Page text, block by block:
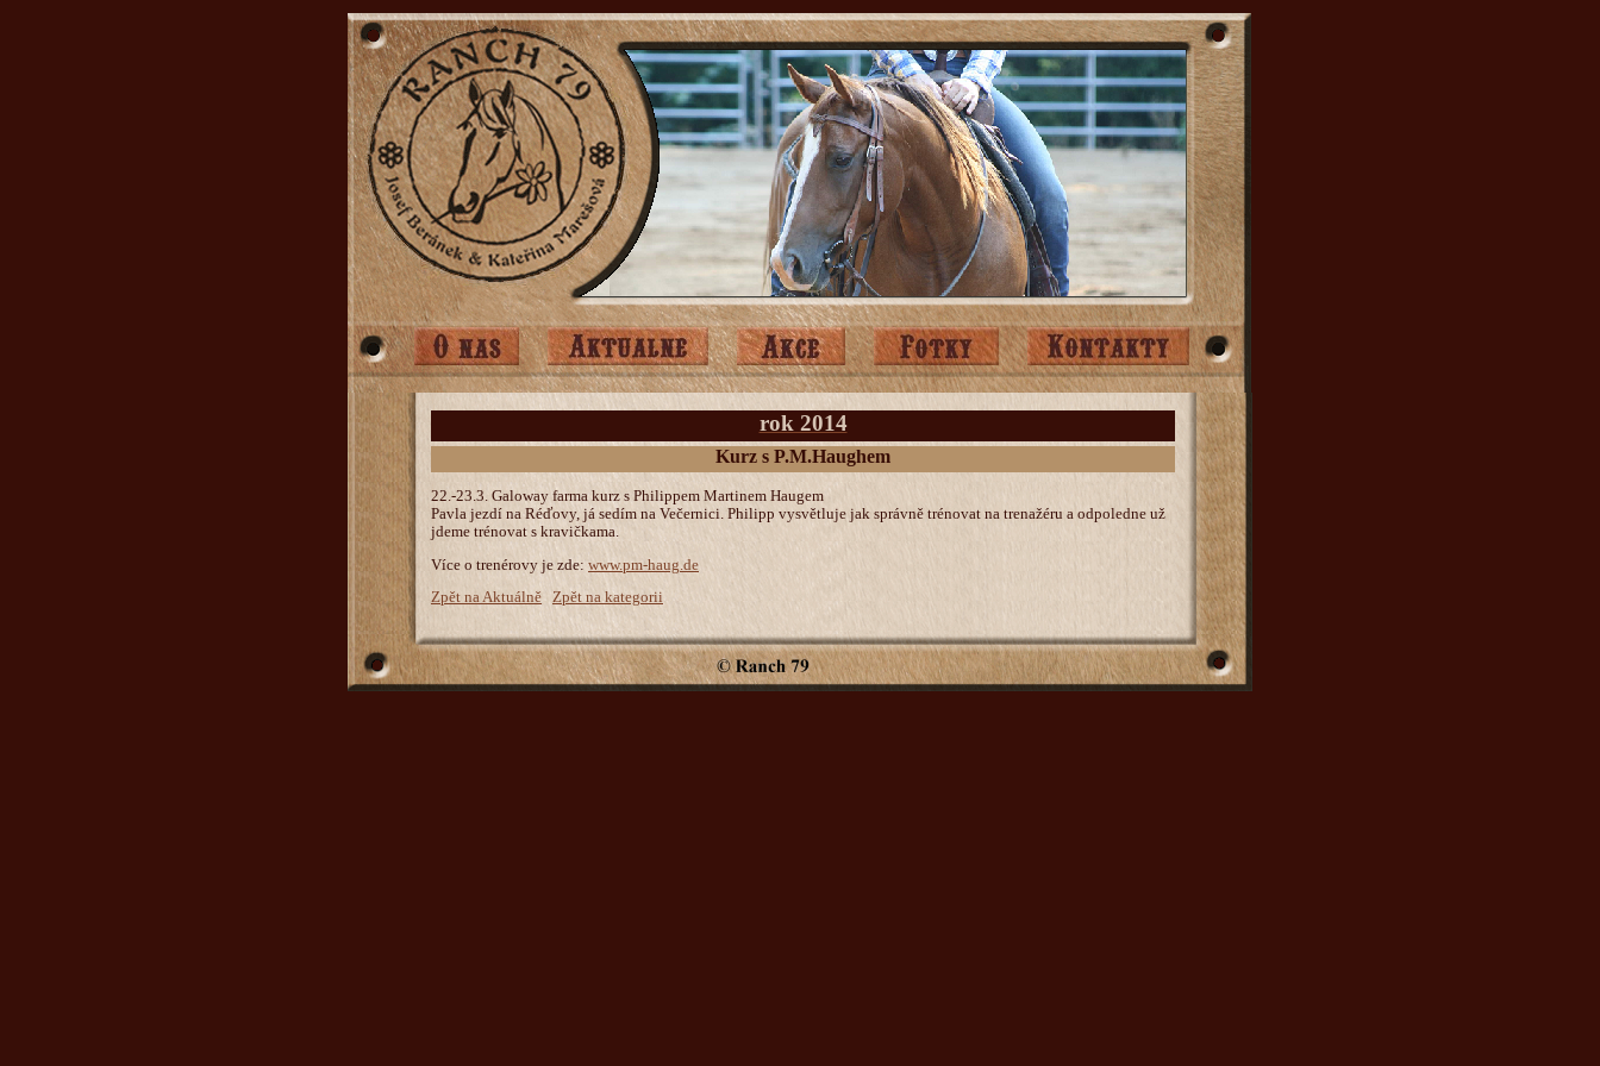
rok 2014
Kurz s P.M.Haughem
22.-23.3. Galoway farma kurz s Philippem Martinem Haugem
Pavla jezdí na Réďovy, já sedím na Večernici. Philipp vysvětluje jak správně trénovat na trenažéru a odpoledne už
jdeme trénovat s kravičkama.
Více o trenérovy je zde: www.pm-haug.de
Zpět na Aktuálně
Zpět na kategorii